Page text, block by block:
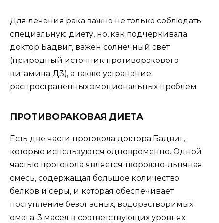
Для лечения рака важно не только соблюдать
специальную диету, но, как подчеркивала
доктор Бадвиг, важен солнечный свет
(природный источник противоракового
витамина Д3), а также устранение
распространенных эмоциональных проблем.
ПРОТИВОРАКОВАЯ ДИЕТА
Есть две части протокола доктора Бадвиг,
которые используются одновременно. Одной
частью протокола является творожно-льняная
смесь, содержащая большое количество
белков и серы, и которая обеспечивает
поступление безопасных, водорастворимых
омега-3 масел в соответствующих уровнях.